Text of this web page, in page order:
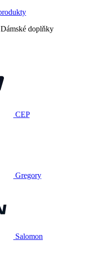
Dámské doplňky
CEP
Gregory
Salomon